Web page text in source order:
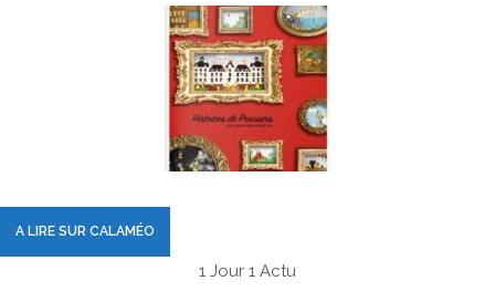
A LIRE SUR CALAMÉO
1 Jour 1 Actu